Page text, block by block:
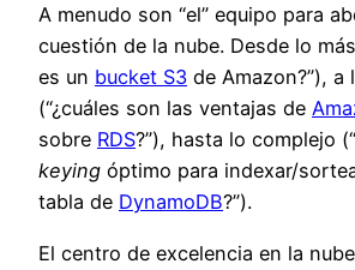
A menudo son “el” equipo para
cuestión de la nube. Desde lo
es un bucket S3 de Amazon?”), a
(“¿cuáles son las ventajas de
sobre RDS?”), hasta lo complejo
keying óptimo para indexar/
tabla de DynamoDB?”).
El centro de excelencia en la